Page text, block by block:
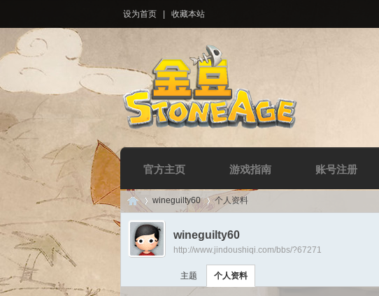
设为首页 收藏本站
官方主页 游戏指南 账号注册
Di ›
wineguilty60 个人资料
wineguilty60
http://www.jindoushiqi.com/bbs/?67271
主题 个人资料